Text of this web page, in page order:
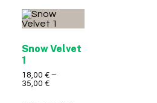
Snow Velvet
1
18,00 € –
35,00 €